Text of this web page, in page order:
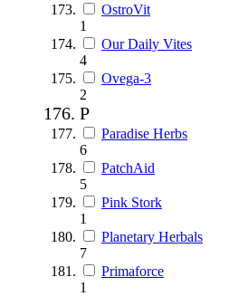
OstroVit
1
Our Daily Vites
4
Ovega-3
2
P
Paradise Herbs
6
PatchAid
5
Pink Stork
1
Planetary Herbals
7
Primaforce
1